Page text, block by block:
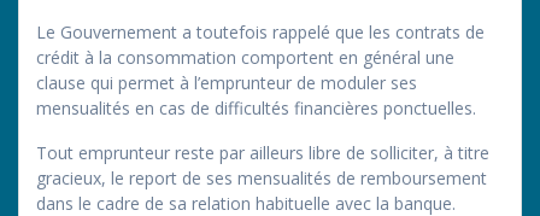
Le Gouvernement a toutefois rappelé que les contrats de
crédit à la consommation comportent en général une
clause qui permet à l’emprunteur de moduler ses
mensualités en cas de difficultés financières ponctuelles.
Tout emprunteur reste par ailleurs libre de solliciter, à titre
gracieux, le report de ses mensualités de remboursement
dans le cadre de sa relation habituelle avec la banque.